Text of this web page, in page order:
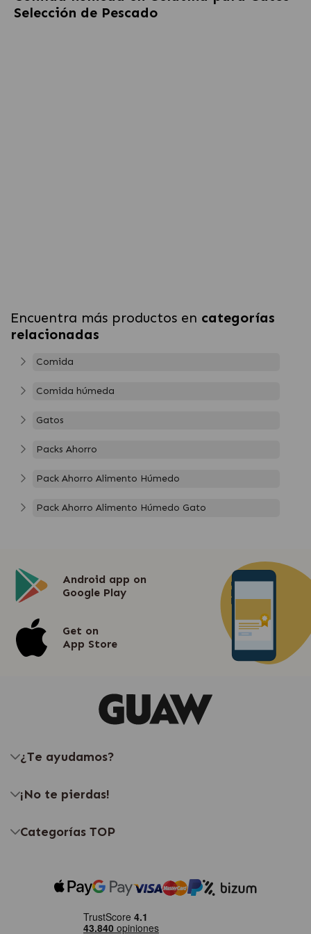
Selección de Pescado
Encuentra más productos en categorías
relacionadas
Comida
Comida húmeda
Gatos
Packs Ahorro
Pack Ahorro Alimento Húmedo
Pack Ahorro Alimento Húmedo Gato
Android app on
Google Play
Get on
App Store
¿Te ayudamos?
¡No te pierdas!
Categorías TOP